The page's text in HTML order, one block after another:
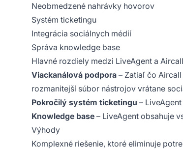
Neobmedzené nahrávky hovorov
Systém ticketingu
Integrácia sociálnych médií
Správa knowledge base
Hlavné rozdiely medzi LiveAgent a Aircall
Viackanálová podpora – Zatiaľ čo
rozmanitejší súbor nástrojov vrátane
Pokročilý systém ticketingu –
Knowledge base – LiveAgent obsahuje
Výhody
Komplexné riešenie, ktoré eliminuje